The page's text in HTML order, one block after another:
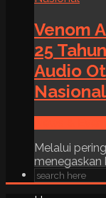
Venom
25
Audio
Nasional
Melalui
menegaskan